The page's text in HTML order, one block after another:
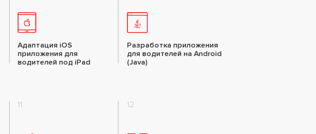
Адаптация iOS
приложения для
водителей под iPad
Разработка приложения
для водителей на Android
(Java)
11 12